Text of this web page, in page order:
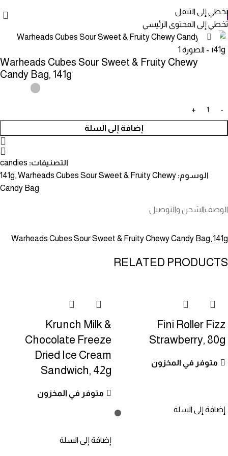
تخطي إلى التنقل
تخطي إلى المحتوى الرئيسي
انقر للتكبير
Warheads Cubes Sour Sweet & Fruity Chewy
Candy Bag, 141g
إضافة إلى السلة
التصنيفات: candies
الوسوم:
141g,Warheads Cubes Sour Sweet & Fruity Chewy
Candy Bag
الوصفالشحن والتوصيل
Warheads Cubes Sour Sweet & Fruity Chewy Candy Bag, 141g
RELATED PRODUCTS
Fini Roller Fizz
Strawberry, 80g
متوفر في المخزون
إضافة إلى السلة
Krunch Milk &
Chocolate Freeze
Dried Ice Cream
Sandwich, 42g
متوفر في المخزون
إضافة إلى السلة